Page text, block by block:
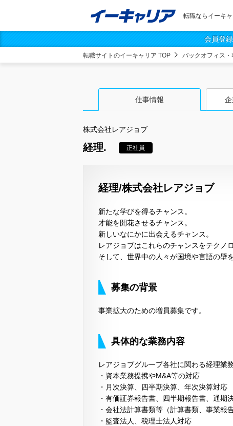
転職ならイーキ
会員登
転職サイトのイーキャリア TOP バックオフィス・
仕事情報
株式会社レアジョブ
経理. 正社員
経理/株式会社レアジョブ
新たな学びを得るチャンス。
才能を開花させるチャンス。
新しいなにかに出会えるチャンス。
レアジョブはこれらのチャンスをテクノ
そして、世界中の人々が国境や言語の壁
募集の背景
事業拡大のための増員募集です。
具体的な業務内容
レアジョブグループ各社に関わる経理業
・資本業務提携やM&A等の対応
・月次決算、四半期決算、年次決算対応
・有価証券報告書、四半期報告書、通
・会社法計算書類等（計算書類、事業報
・監査法人、税理士法人対応